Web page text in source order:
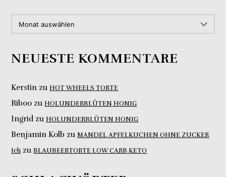
NEUESTE KOMMENTARE
Kerstin zuHOT WHEELS TORTE
Biboo zuHOLUNDERBLÜTEN HONIG
IngridzuHOLUNDERBLÜTEN HONIG
Benjamin Kolb zuMANDEL APFELKUCHEN OHNE ZUCKER
Ich zuBLAUBEERTORTE LOW CARB KETO